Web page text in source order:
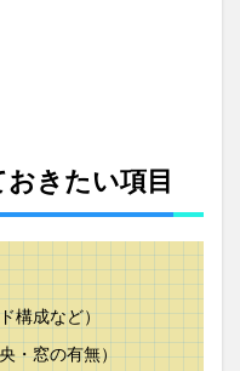
きたい項目
構成など）
・窓の有無）